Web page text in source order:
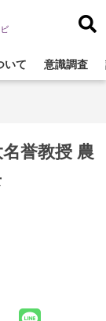
いて 意識調査
誉教授 農